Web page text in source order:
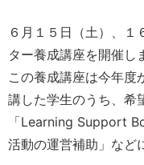
６月１５日（土）、
ター養成講座を開催し
この養成講座は今年度
講した学生のうち、希
「Learning Support
活動の運営補助」など